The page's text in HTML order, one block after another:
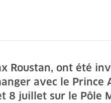
Roustan, ont été
avec le Prince
8 juillet sur le Pôle